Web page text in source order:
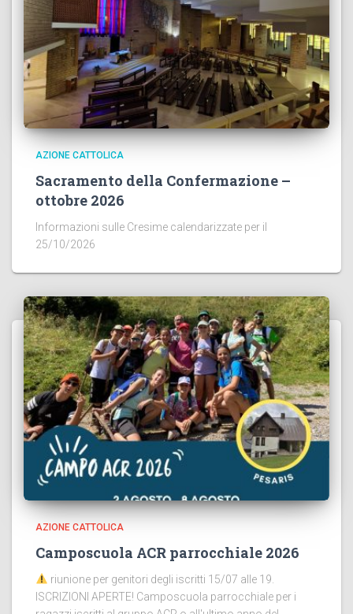
AZIONE CATTOLICA
Sacramento della Confermazione –
ottobre 2026
Informazioni sulle Cresime calendarizzate per il
25/10/2026
AZIONE CATTOLICA
Camposcuola ACR parrocchiale 2026
riunione per genitori degli iscritti 15/07 alle 19.
ISCRIZIONI APERTE! Camposcuola parrocchiale per i